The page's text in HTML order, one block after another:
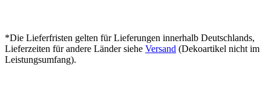
*Die Lieferfristen gelten für Lieferungen innerhalb Deutschlands,
Lieferzeiten für andere Länder siehe Versand (Dekoartikel nicht im
Leistungsumfang).